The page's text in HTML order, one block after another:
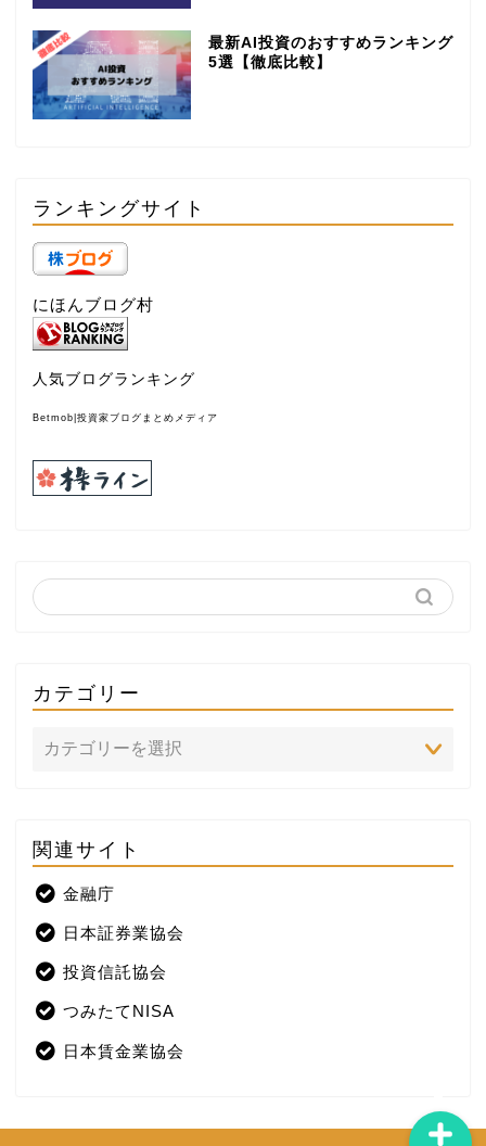
最新AI投資のおすすめランキング
5選【徹底比較】
ランキングサイト
にほんブログ村
人気ブログランキング
Betmob|投資家ブログまとめメディア
カテゴリー
関連サイト
金融庁
日本証券業協会
投資信託協会
つみたてNISA
日本賃金業協会